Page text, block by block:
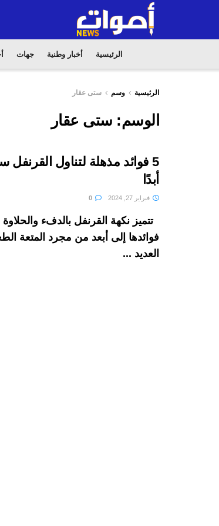
الرئيسية أخبار وطنية جهات
الرئيسية وسم ستى عقار
الوسم: ستى عقار
5 فوائد مذهلة لتناول
أبدًا
فبراير 27, 2024
تتميز نكهة القرنفل بالدفء والحلاوة
فوائدها إلى أبعد من مجرد المتعة
العديد ...